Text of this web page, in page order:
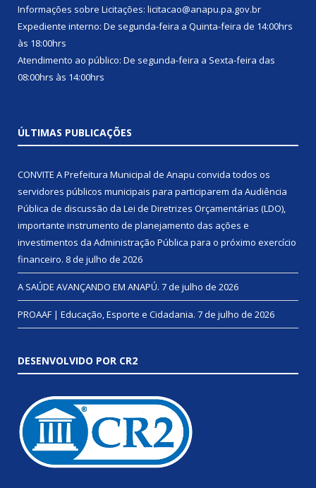
Informações sobre Licitações: licitacao@anapu.pa.gov.br
Expediente interno: De segunda-feira a Quinta-feira de 14:00hrs
às 18:00hrs
Atendimento ao público: De segunda-feira a Sexta-feira das
08:00hrs às 14:00hrs
ÚLTIMAS PUBLICAÇÕES
CONVITE A Prefeitura Municipal de Anapu convida todos os
servidores públicos municipais para participarem da Audiência
Pública de discussão da Lei de Diretrizes Orçamentárias (LDO),
importante instrumento de planejamento das ações e
investimentos da Administração Pública para o próximo exercício
financeiro. 8 de julho de 2026
A SAÚDE AVANÇANDO EM ANAPÚ. 7 de julho de 2026
PROAAF | Educação, Esporte e Cidadania. 7 de julho de 2026
DESENVOLVIDO POR CR2